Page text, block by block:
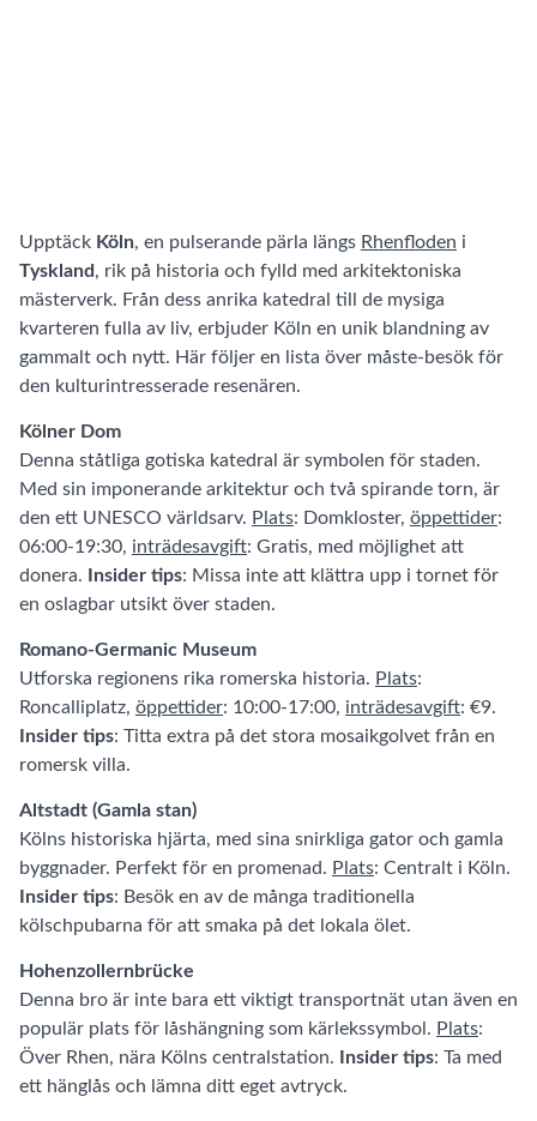
Upptäck Köln, en pulserande pärla längs Rhenfloden i
Tyskland , rik på historia och fylld med arkitektoniska
mästerverk. Från dess anrika katedral till de mysiga
kvarteren fulla av liv, erbjuder Köln en unik blandning av
gammalt och nytt. Här följer en lista över måste-besök för
den kulturintresserade resenären.
Kölner Dom
Denna ståtliga gotiska katedral är symbolen för staden.
Med sin imponerande arkitektur och två spirande torn, är
den ett UNESCO världsarv. Plats: Domkloster, öppettider:
06:00-19:30, inträdesavgift: Gratis, med möjlighet att
donera.
Insider tips: Missa inte att klättra upp i tornet för
en oslagbar utsikt över staden.
Romano-Germanic Museum
Utforska regionens rika romerska historia. Plats:
Roncalliplatz, öppettider: 10:00-17:00, inträdesavgift: €9.
Insider tips: Titta extra på det stora mosaikgolvet från en
romersk villa.
Altstadt (Gamla stan)
Kölns historiska hjärta, med sina snirkliga gator och gamla
byggnader. Perfekt för en promenad. Plats: Centralt i Köln.
Insider tips: Besök en av de många traditionella
kölschpubarna för att smaka på det lokala ölet.
Hohenzollernbrücke
Denna bro är inte bara ett viktigt transportnät utan även en
populär plats för låshängning som kärlekssymbol. Plats:
Över Rhen, nära Kölns centralstation.
Insider tips: Ta med
ett hänglås och lämna ditt eget avtryck.